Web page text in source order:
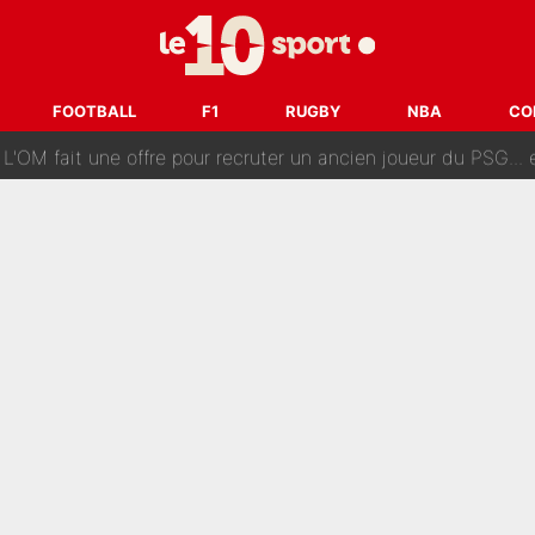
FOOTBALL F1 RUGBY NBA
annonce un premier problème pour Zinedine Zidane en
et va entrer dans une nouvelle dimension :
fait une offre pour recruter un ancien joueur du